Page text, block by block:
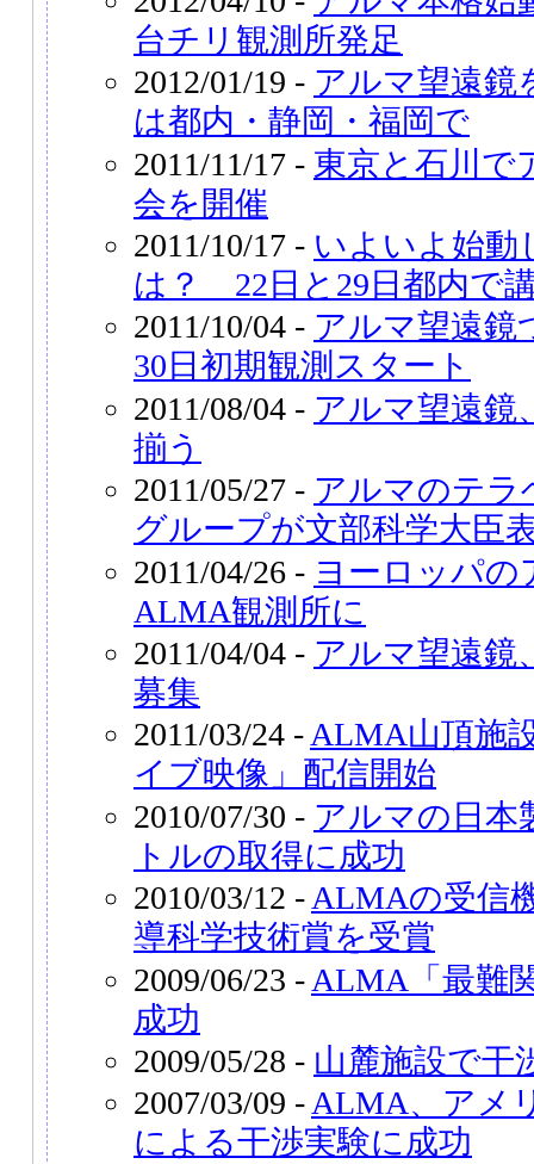
台チリ観測所発足
2012/01/19 - アルマ望遠
は都内・静岡・福岡で
2011/11/17 - 東京と石川で
会を開催
2011/10/17 - いよいよ始動
は？ 22日と29日都内で
2011/10/04 - アルマ望遠
30日初期観測スタート
2011/08/04 - アルマ望遠鏡
揃う
2011/05/27 - アルマのテラ
グループが文部科学大臣
2011/04/26 - ヨーロッパの
ALMA観測所に
2011/04/04 - アルマ望遠鏡
募集
2011/03/24 -ALMA山頂施
イブ映像」配信開始
2010/07/30 - アルマの日本
トルの取得に成功
2010/03/12 - ALMAの受信
導科学技術賞を受賞
2009/06/23 - ALMA「最難
成功
2009/05/28 - 山麓施設で干
2007/03/09 -ALMA、アメ
による干渉実験に成功